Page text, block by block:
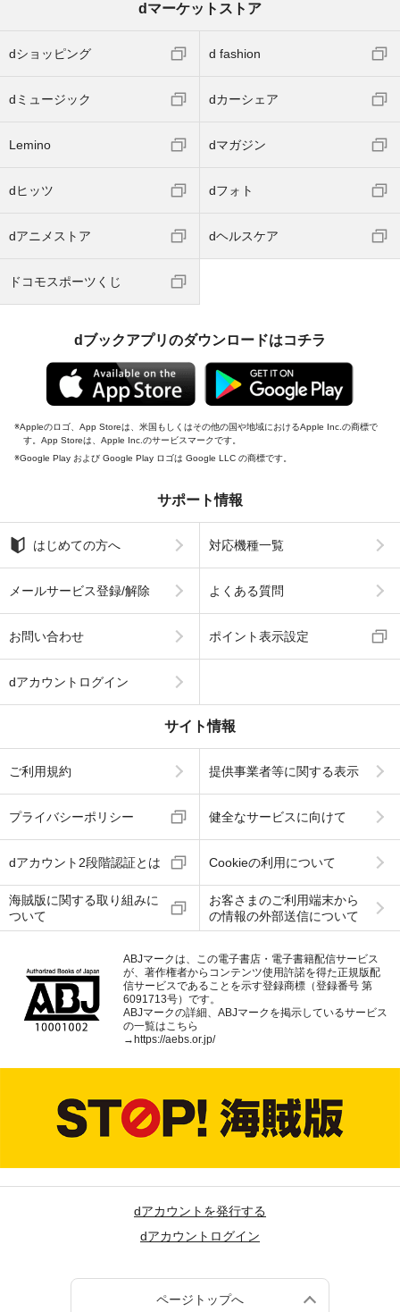
dマーケットストア
dショッピング d fashion
dミュージック dカーシェア
Lemino dマガジン
dヒッツ dフォト
dアニメストア dヘルスケア
ドコモスポーツくじ
dブックアプリのダウンロードはコチラ
Appleのロゴ、App Storeは、米国もしくはその他の国や地域におけるApple Inc.の商標で
す。App Storeは、Apple Inc.のサービスマークです。
Google Play および Google Play ロゴは Google LLC の商標です。
サポート情報
はじめての方へ 対応機種一覧
メールサービス登録/解除 よくある質問
お問い合わせ ポイント表示設定
dアカウントログイン
サイト情報
ご利用規約 提供事業者等に関する表示
プライバシーポリシー 健全なサービスに向けて
dアカウント2段階認証とは Cookieの利用について
海賊版に関する取り組みに
ついて
お客さまのご利用端末から
の情報の外部送信について
ABJマークは、この電子書店・電子書籍配信サービス
が、著作権者からコンテンツ使用許諾を得た正規版配
信サービスであることを示す登録商標（登録番号 第
6091713号）です。
ABJマークの詳細、ABJマークを掲示しているサービス
の一覧はこちら
→ https://aebs.or.jp/
dアカウントを発行する
dアカウントログイン
ページトップへ